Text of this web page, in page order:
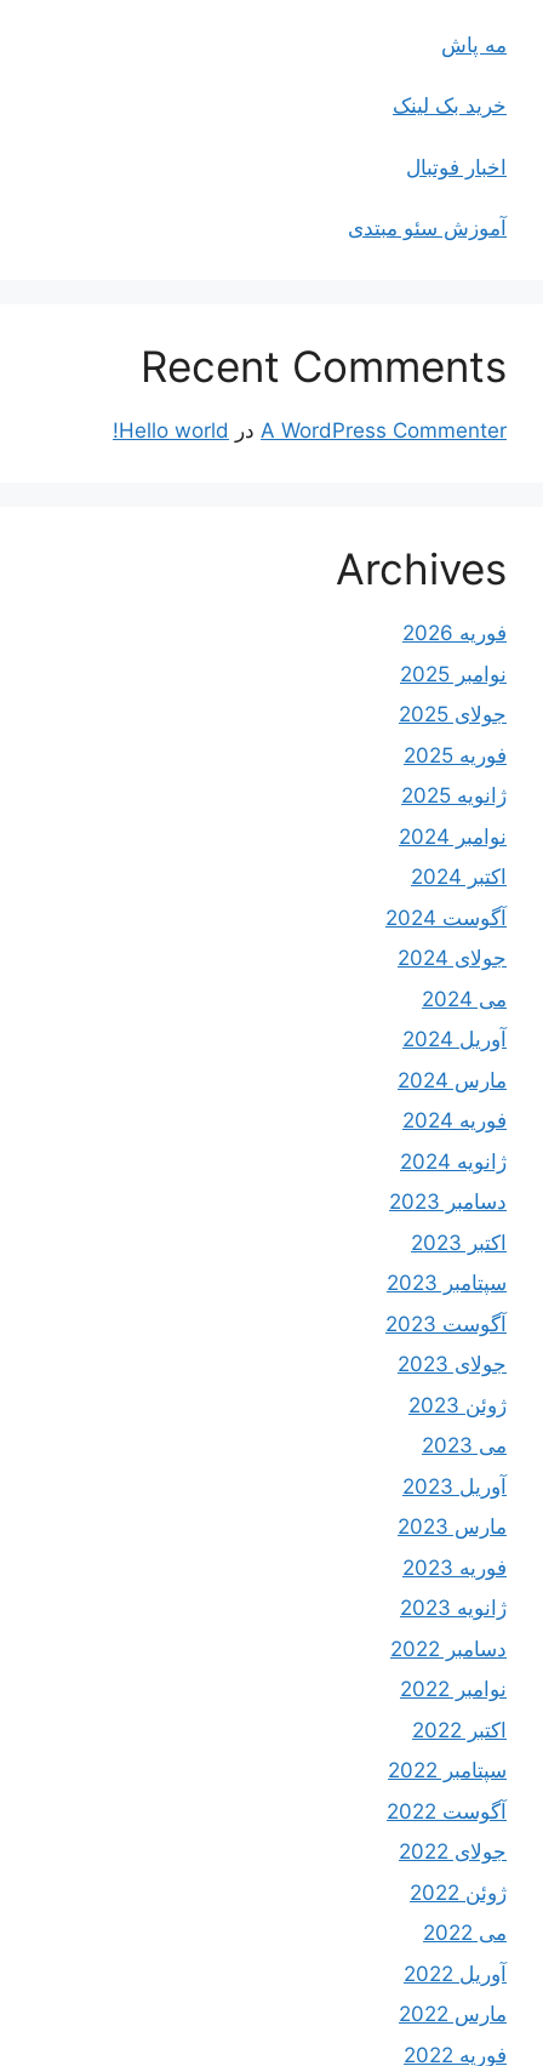
مه پاش
خرید بک لینک
اخبار فوتبال
آموزش سئو مبتدی
Recent Comments
A WordPress Commenter در Hello world!
Archives
فوریه 2026
نوامبر 2025
جولای 2025
فوریه 2025
ژانویه 2025
نوامبر 2024
اکتبر 2024
آگوست 2024
جولای 2024
می 2024
آوریل 2024
مارس 2024
فوریه 2024
ژانویه 2024
دسامبر 2023
اکتبر 2023
سپتامبر 2023
آگوست 2023
جولای 2023
ژوئن 2023
می 2023
آوریل 2023
مارس 2023
فوریه 2023
ژانویه 2023
دسامبر 2022
نوامبر 2022
اکتبر 2022
سپتامبر 2022
آگوست 2022
جولای 2022
ژوئن 2022
می 2022
آوریل 2022
مارس 2022
فوریه 2022